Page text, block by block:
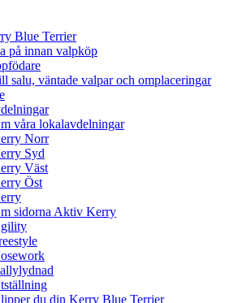
Blue Terrier
på innan valpköp
salu, väntade valpar och omplaceringar
våra lokalavdelningar
Norr
Syd
Väst
Öst
sidorna Aktiv Kerry
du din Kerry Blue Terrier